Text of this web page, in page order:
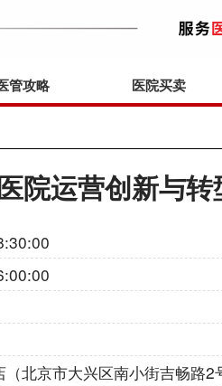
管攻略 医院买卖
院运营创新与
（北京市大兴区南小街吉畅路2